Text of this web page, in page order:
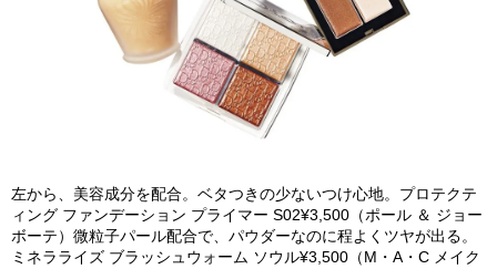
左から、美容成分を配合。ベタつきの少ないつけ心地。プロテクテ
ィング ファンデーション プライマー S02¥3,500（ポール ＆ ジョー
ボーテ）微粒子パール配合で、パウダーなのに程よくツヤが出る。
ミネラライズ ブラッシュウォーム ソウル¥3,500（M・A・C メイク